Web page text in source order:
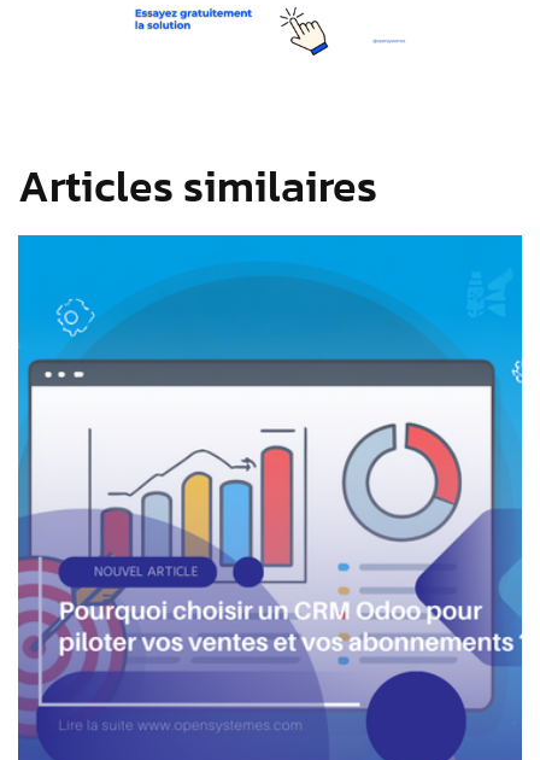
Articles similaires